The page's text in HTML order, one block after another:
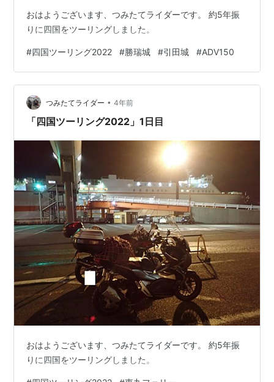
おはようございます、つみたてライダーです。 約5年振
りに四国をツーリングしました。
#四国ツーリング2022 #勝瑞城 #引田城 #ADV150
つみたてライダー • 4年前
「四国ツーリング2022」1日目
おはようございます、つみたてライダーです。 約5年振
りに四国をツーリングしました。